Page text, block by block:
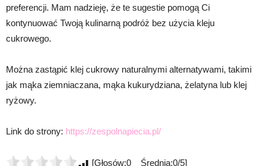
preferencji. Mam nadzieję, że te sugestie pomogą Ci
kontynuować Twoją kulinarną podróż bez użycia kleju
cukrowego.
Można zastąpić klej cukrowy naturalnymi alternatywami, takimi
jak mąka ziemniaczana, mąka kukurydziana, żelatyna lub klej
ryżowy.
Link do strony: https://zespolnapiecia.pl/
[Głosów:0 Średnia:0/5]